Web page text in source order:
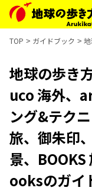
TOP ガイドブック
地球の歩き
uco 海外、
ング&テク
旅、御朱印
景、
ooksのガイ